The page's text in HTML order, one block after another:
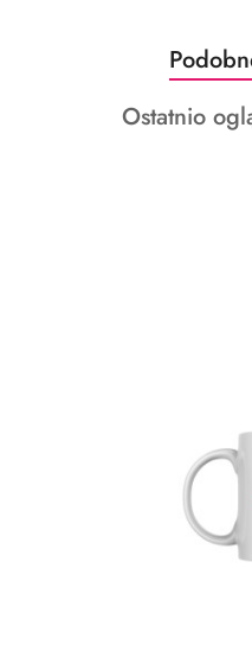
Pomiń karuzelę
o
statusie:
Produkty
Ostatnio